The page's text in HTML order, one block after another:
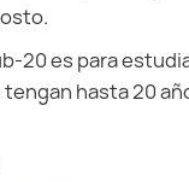
20 es para
hasta 20